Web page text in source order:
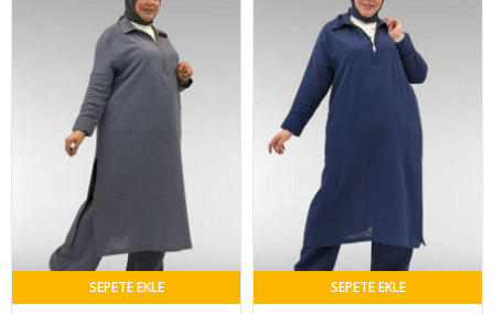
SEPETE EKLE SEPETE EKLE